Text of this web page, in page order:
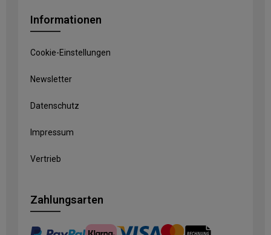
Informationen
Cookie-Einstellungen
Newsletter
Datenschutz
Impressum
Vertrieb
Zahlungsarten